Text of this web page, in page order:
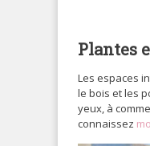
Plantes
Les espaces
le bois et les
yeux, à
connaissez